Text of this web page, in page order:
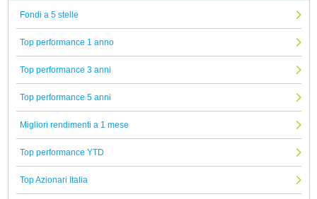
Fondi a 5 stelle
Top performance 1 anno
Top performance 3 anni
Top performance 5 anni
Migliori rendimenti a 1 mese
Top performance YTD
Top Azionari Italia